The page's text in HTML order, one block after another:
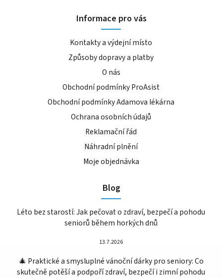
Informace pro vás
Kontakty a výdejní místo
Způsoby dopravy a platby
O nás
Obchodní podmínky ProAsist
Obchodní podmínky Adamova lékárna
Ochrana osobních údajů
Reklamační řád
Náhradní plnění
Moje objednávka
Blog
Léto bez starostí: Jak pečovat o zdraví, bezpečí a pohodu
seniorů během horkých dnů
13.7.2026
🎄 Praktické a smysluplné vánoční dárky pro seniory: Co
skutečně potěší a podpoří zdraví, bezpečí i zimní pohodu